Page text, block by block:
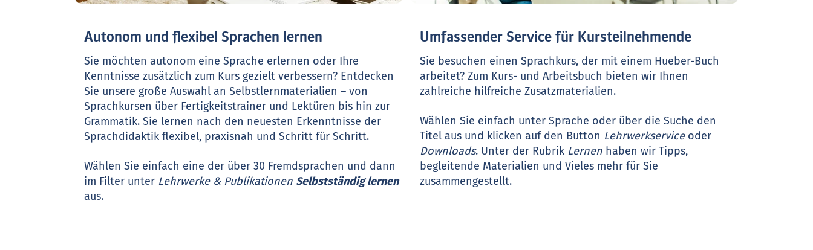
Autonom und flexibel Sprachen lernen
Sie möchten autonom eine Sprache erlernen oder Ihre
Kenntnisse zusätzlich zum Kurs gezielt verbessern? Entdecken
Sie unsere große Auswahl an Selbstlernmaterialien – von
Sprachkursen über Fertigkeitstrainer und Lektüren bis hin zur
Grammatik. Sie lernen nach den neuesten Erkenntnisse der
Sprachdidaktik flexibel, praxisnah und Schritt für Schritt.
Wählen Sie einfach eine der über 30 Fremdsprachen und dann
im Filter unter Lehrwerke & Publikationen Selbstständig lernen
aus.
Umfassender Service für Kursteilnehmende
Sie besuchen einen Sprachkurs, der mit einem Hueber-Buch
arbeitet? Zum Kurs- und Arbeitsbuch bieten wir Ihnen
zahlreiche hilfreiche Zusatzmaterialien.
Wählen Sie einfach unter Sprache oder über die Suche den
Titel aus und klicken auf den Button Lehrwerkserviceoder
Downloads. Unter der Rubrik Lernenhaben wir Tipps,
begleitende Materialien und Vieles mehr für Sie
zusammengestellt.